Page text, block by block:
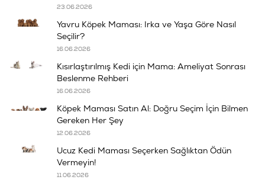
23.06.2026
Yavru Köpek Maması: Irka ve Yaşa Göre Nasıl
Seçilir?
16.06.2026
Kısırlaştırılmış Kedi için Mama: Ameliyat Sonrası
Beslenme Rehberi
16.06.2026
Köpek Maması Satın Al: Doğru Seçim İçin Bilmen
Gereken Her Şey
12.06.2026
Ucuz Kedi Maması Seçerken Sağlıktan Ödün
Vermeyin!
11.06.2026